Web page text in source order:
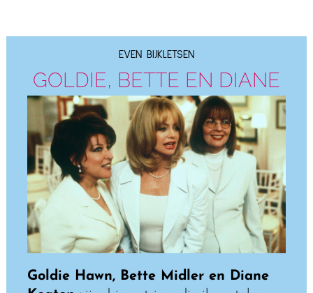
EVEN BIJKLETSEN
GOLDIE, BETTE EN DIANE
Goldie Hawn, Bette Midler en Diane